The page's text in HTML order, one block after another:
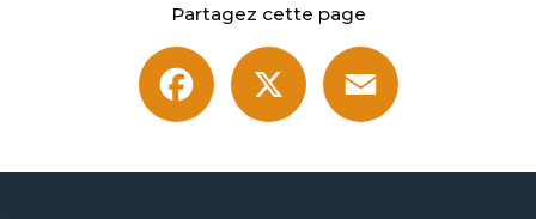
Partagez cette page
Facebook